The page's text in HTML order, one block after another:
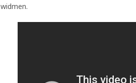
widmen.